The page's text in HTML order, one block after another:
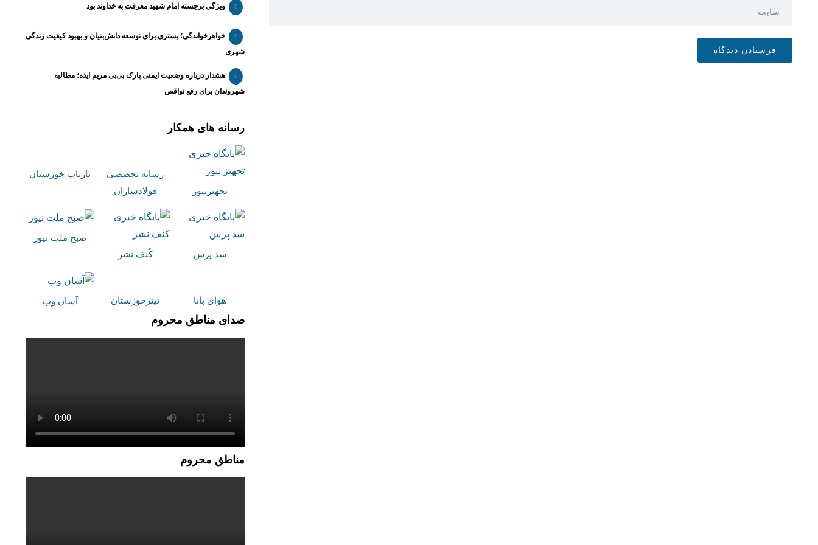
ویژگی برجسته امام شهید معرفت به خداوند بود
خواهرخواندگی؛ بستری برای توسعه دانش‌بنیان و بهبود کیفیت زندگی
شهری
هشدار درباره وضعیت ایمنی پارک بی‌بی مریم ایذه؛ مطالبه
شهروندان برای رفع نواقص
رسانه های همکار
تجهیزنیوز
رسانه تخصصی
فولادسازان
بازتاب خوزستان
سد پرس کُنف نشر
صبح ملت نیوز
هوای بانا تیترخوزستان آسان وب
صدای مناطق محروم
مناطق محروم